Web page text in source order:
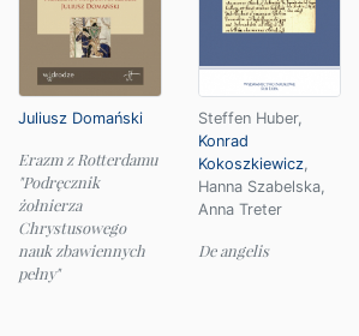
Juliusz Domański
Erazm z Rotterdamu
"Podręcznik
żołnierza
Chrystusowego
nauk zbawiennych
pełny"
Steffen Huber,
Konrad
Kokoszkiewicz,
Hanna Szabelska,
Anna Treter
De angelis